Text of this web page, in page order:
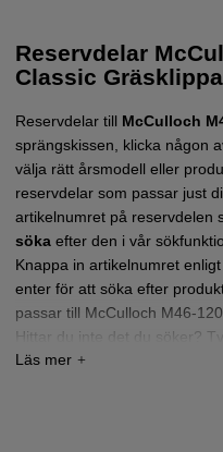
Reservdelar
Classic
Reservdelar till McCulloch
sprängskissen, klicka någon
välja rätt årsmodell eller
reservdelar som passar just
artikelnumret på reservdelen
söka efter den i vår
Knappa in artikelnumret
enter för att söka efter
passar till McCulloch M46-
Hittar du inte det du söker?
hjälper vi dig!